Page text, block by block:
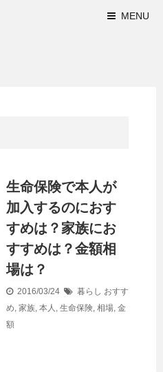
MENU
生命保険で本人が
加入するのにおす
すめは？家族にお
すすめは？金額相
場は？
2016/03/24 暮らし おすす
め, 家族, 本人 , 生命保険, 相場, 金
額